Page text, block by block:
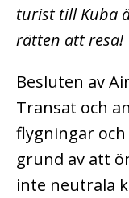
turist till Kuba
rätten att resa!
Besluten av
Transat och
flygningar
grund av att
inte neutrala